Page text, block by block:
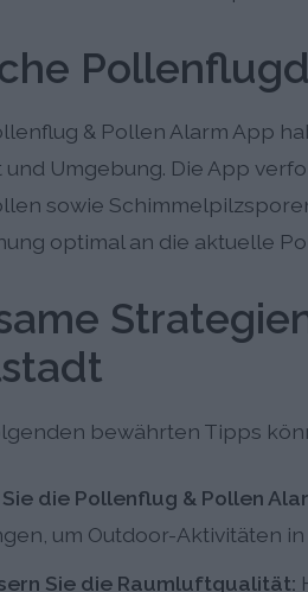
& Pollen Alarm App
Umgebung. Die App
sowie
optimal an die aktuelle
bewährten Tipps
die Pollenflug & Pollen
um Outdoor-Aktivitäten
Sie die Raumluftqualität: